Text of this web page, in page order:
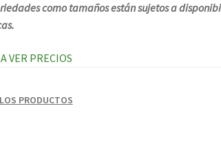
como tamaños están sujetos a
VER PRECIOS
PRODUCTOS